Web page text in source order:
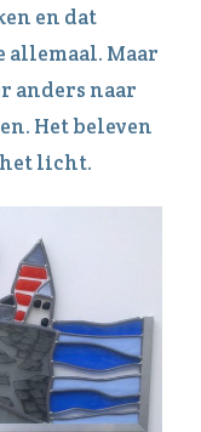
en dat
allemaal. Maar
anders naar
Het beleven
het licht.